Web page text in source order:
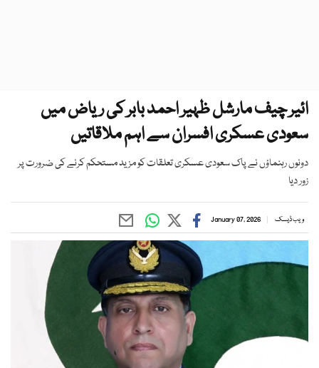
ائیر چیف مارشل ظہیر احمد بابر کی ریاض میں
سعودی عسکری افسران سے اہم ملاقاتیں
دونوں رہنماؤں نے پاک سعودی عسکری تعلقات کو مزید مستحکم کرنے کی ضرورت پر
زور دیا
ویب ڈیسک January 07, 2026